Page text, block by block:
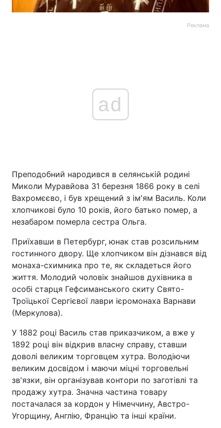
Головна Війна
Економіка Світ
Спорт Наука
Зброя Інциденти
Здоров'я Туризм
Цікавинки Погода
Екологія Регіони
Реклама
ad
Преподобний народився в селянській родині
Миколи Муравйова 31 березня 1866 року в селі
Вахромєєво, і був хрещений з ім'ям Василь. Коли
хлопчикові було 10 років, його батько помер, а
незабаром померла сестра Ольга.
Приїхавши в Петербург, юнак став розсильним
гостинного двору. Ще хлопчиком він дізнався від
монаха-схимника про те, як складеться його
життя. Молодий чоловік знайшов духівника в
особі старця Гефсиманського скиту Свято-
Троїцької Сергієвої лаври ієромонаха Варнави
(Меркулова).
У 1882 році Василь став приказчиком, а вже у
1892 році він відкрив власну справу, ставши
доволі великим торговцем хутра. Володіючи
великим досвідом і маючи міцні торговельні
зв'язки, він організував контори по заготівлі та
продажу хутра. Значна частина товару
постачалася за кордон у Німеччину, Австро-
Угорщину, Англію, Францію та інші країни.